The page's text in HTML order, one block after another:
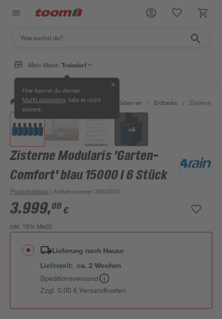
Mein Markt: Troisdorf
Hier kannst du deinen
Markt anpassen , falls er nicht
stimmt.
✕
/ Garten & Freizeit / Erdtanks & Zisternen / Erdtanks / Zisterne
+6
Zisterne Modularis 'Garten-
Comfort' blau 15000 l 6 Stück
Produktdetails | Artikelnummer:3950203
3.999,00 €
inkl. 19% MwSt.
Lieferung nach Hause
Lieferzeit: ca. 2 Wochen
Speditionsversand
Zzgl. 0,00 € Versandkosten